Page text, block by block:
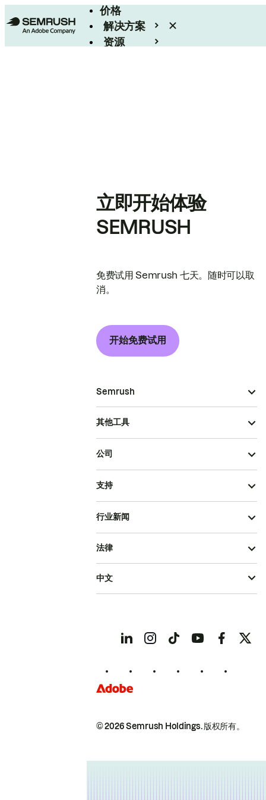
价格
解决方案
资源
立即开始体验
SEMRUSH
免费试用 Semrush 七天。随时可以取
消。
开始免费试用
Semrush
其他工具
公司
支持
行业新闻
© 2026 Semrush Holdings.版权所有。
法律
中文